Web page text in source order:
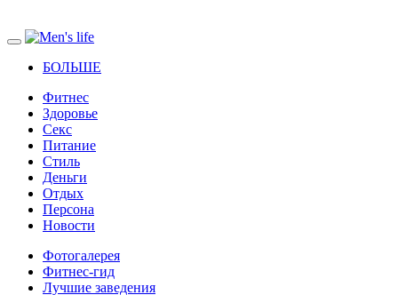
БОЛЬШЕ
Фитнес
Здоровье
Секс
Питание
Стиль
Деньги
Отдых
Персона
Новости
Фотогалерея
Фитнес-гид
Лучшие заведения